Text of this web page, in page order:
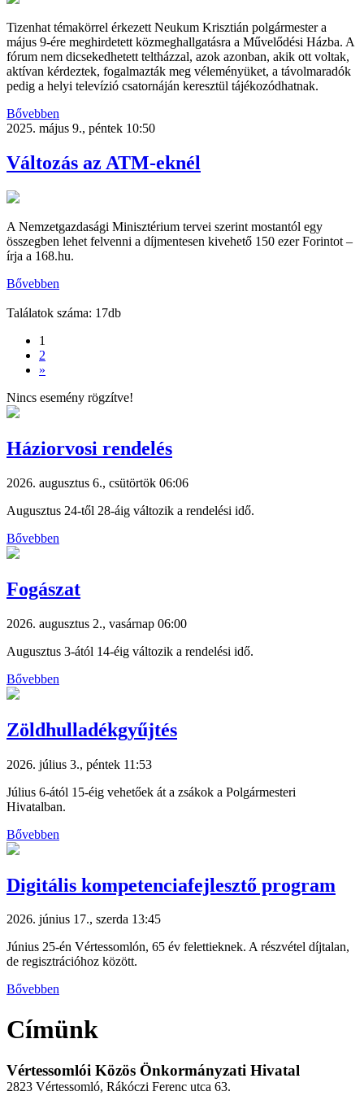
Tizenhat témakörrel érkezett Neukum Krisztián polgármester a
május 9-ére meghirdetett közmeghallgatásra a Művelődési Házba. A
fórum nem dicsekedhetett teltházzal, azok azonban, akik ott voltak,
aktívan kérdeztek, fogalmazták meg véleményüket, a távolmaradók
pedig a helyi televízió csatornáján keresztül tájékozódhatnak.
Bővebben
2025. május 9., péntek 10:50
Változás az ATM-eknél
A Nemzetgazdasági Minisztérium tervei szerint mostantól egy
összegben lehet felvenni a díjmentesen kivehető 150 ezer Forintot –
írja a 168.hu.
Bővebben
Találatok száma: 17db
1
2
»
Nincs esemény rögzítve!
Háziorvosi rendelés
2026. augusztus 6., csütörtök 06:06
Augusztus 24-től 28-áig változik a rendelési idő.
Bővebben
Fogászat
2026. augusztus 2., vasárnap 06:00
Augusztus 3-ától 14-éig változik a rendelési idő.
Bővebben
Zöldhulladékgyűjtés
2026. július 3., péntek 11:53
Július 6-ától 15-éig vehetőek át a zsákok a Polgármesteri
Hivatalban.
Bővebben
Digitális kompetenciafejlesztő program
2026. június 17., szerda 13:45
Június 25-én Vértessomlón, 65 év felettieknek. A részvétel díjtalan,
de regisztrációhoz között.
Bővebben
Címünk
Vértessomlói Közös Önkormányzati Hivatal
2823 Vértessomló, Rákóczi Ferenc utca 63.